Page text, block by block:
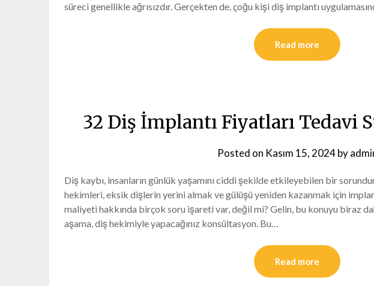
süreci genellikle ağrısızdır. Gerçekten de, çoğu kişi diş implantı
Read more
32 Diş İmplantı Fiyatları Tedavi
Posted on Kasım 15, 2024by
Diş kaybı, insanların günlük yaşamını ciddi şekilde etkileyebilen bir
hekimleri, eksik dişlerin yerini almak ve gülüşü yeniden kazanmak için
maliyeti hakkında birçok soru işareti var, değil mi? Gelin, bu konuyu biraz
aşama, diş hekimiyle yapacağınız konsültasyon. Bu…
Read more